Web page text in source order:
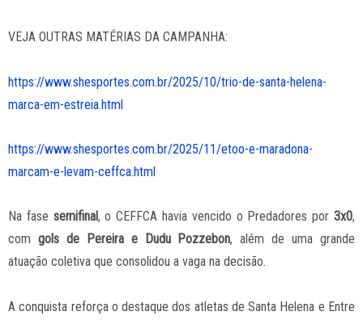
VEJA OUTRAS MATÉRIAS DA CAMPANHA:
https://www.shesportes.com.br/2025/10/trio-de-santa-helena-
marca-em-estreia.html
https://www.shesportes.com.br/2025/11/etoo-e-maradona-
marcam-e-levam-ceffca.html
Na fase semifinal, o CEFFCA havia vencido o Predadores por3x0,
com gols de Pereira e Dudu Pozzebon, além de uma grande
atuação coletiva que consolidou a vaga na decisão.
A conquista reforça o destaque dos atletas de Santa Helena e Entre